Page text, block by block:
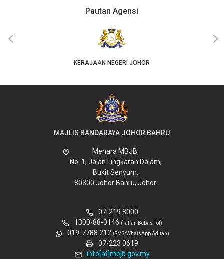
Pautan Agensi
KERAJAAN NEGERI JOHOR
‹ ›
MAJLIS BANDARAYA JOHOR BAHRU
Menara MBJB,
No. 1, Jalan Lingkaran Dalam,
Bukit Senyum,
80300 Johor Bahru, Johor.
07-219 8000
1300-88-0146 (Talian Bebas Tol)
019-7788 212 (SMS/WhatsApp Aduan)
07-223 0619
info[at]mbjb.gov.my